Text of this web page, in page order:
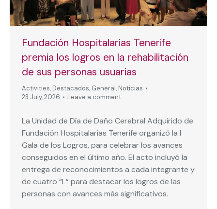
Fundación Hospitalarias Tenerife
premia los logros en la rehabilitación
de sus personas usuarias
Activities, Destacados, General, Noticias
23 July, 2026
Leave a comment
La Unidad de Día de Daño Cerebral Adquirido de
Fundación Hospitalarias Tenerife organizó la I
Gala de los Logros, para celebrar los avances
conseguidos en el último año. El acto incluyó la
entrega de reconocimientos a cada integrante y
de cuatro “L” para destacar los logros de las
personas con avances más significativos.